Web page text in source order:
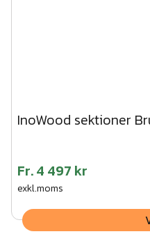
InoWood sektioner
Fr.4 497 kr
exkl.moms